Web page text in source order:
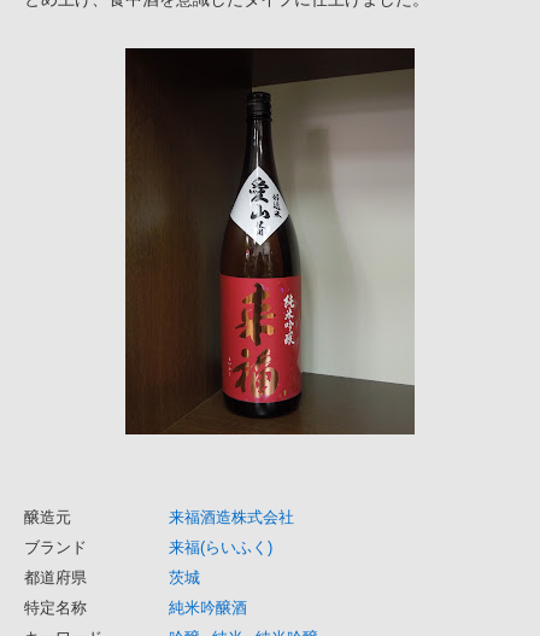
醸造元
来福酒造株式会社
ブランド
来福(らいふく)
都道府県
茨城
特定名称
純米吟醸酒